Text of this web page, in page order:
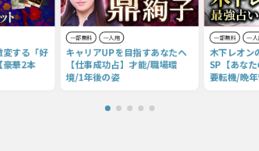
する「好
豪華2本
一部無料 一人用
キャリアUPを目指すあなたへ
【仕事成功占】才能/職場環
境/1年後の姿
一部無料 一人用
木下レオン
SP【あな
要転機/晩年